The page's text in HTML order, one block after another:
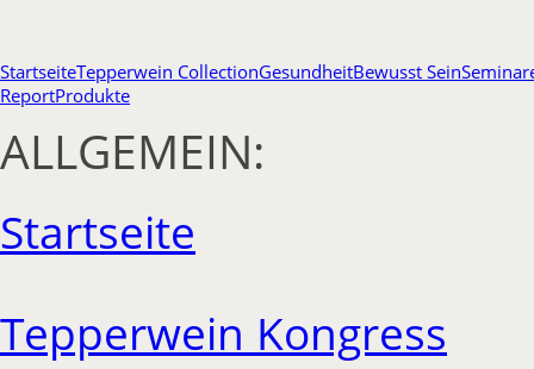
StartseiteTepperwein CollectionGesundheitBewusst Sein
ReportProdukte
ALLGEMEIN:
Startseite
Tepperwein Kongress